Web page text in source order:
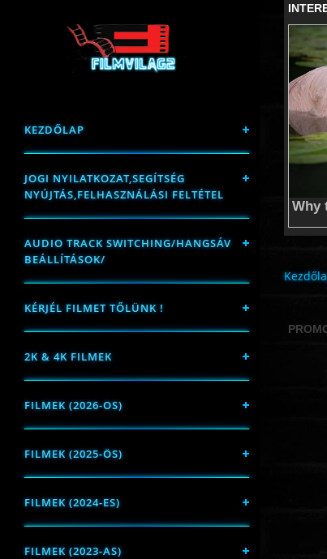
KEZDŐLAP
JOGI NYILATKOZAT,SEGÍTSÉG
NYÚJTÁS,FELHASZNÁLÁSI FELTÉTEL
AUDIO TRACK SWITCHING/HANGSÁV
BEÁLLÍTÁSOK/
KÉRJÉL FILMET TŐLÜNK !
2K & 4K FILMEK
FILMEK (2026-OS)
FILMEK (2025-ÖS)
FILMEK (2024-ES)
FILMEK (2023-AS)